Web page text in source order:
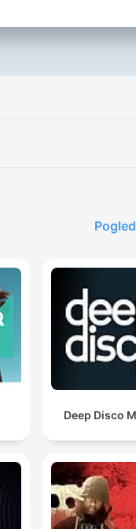
Deep Disco